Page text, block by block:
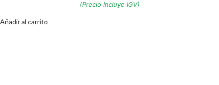
(Precio Incluye IGV)
Añadir al carrito